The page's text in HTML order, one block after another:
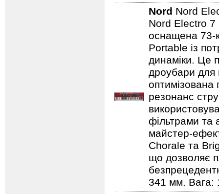
Nord Nord
Nord Electro 7
оснащена 73-
Portable із
динаміки. Це
дроубари для
оптимізована
резонанс
фільтрами та
майстер-
Chorale та
що дозволяє
341 мм. Вага: